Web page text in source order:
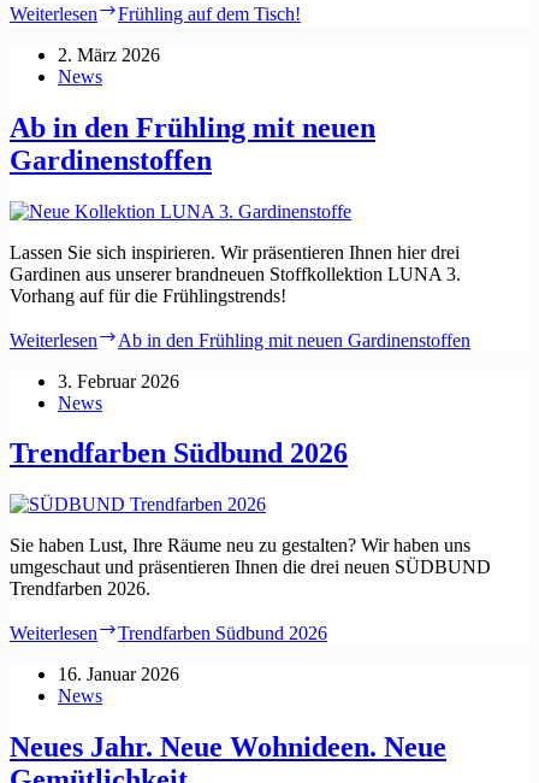
Weiterlesen
Frühling auf dem Tisch!
2. März 2026
News
Ab in den Frühling mit neuen
Gardinenstoffen
Lassen Sie sich inspirieren. Wir präsentieren Ihnen hier drei
Gardinen aus unserer brandneuen Stoffkollektion LUNA 3.
Vorhang auf für die Frühlingstrends!
Weiterlesen
Ab in den Frühling mit neuen Gardinenstoffen
3. Februar 2026
News
Trendfarben Südbund 2026
Sie haben Lust, Ihre Räume neu zu gestalten? Wir haben uns
umgeschaut und präsentieren Ihnen die drei neuen SÜDBUND
Trendfarben 2026.
Weiterlesen
Trendfarben Südbund 2026
16. Januar 2026
News
Neues Jahr. Neue Wohnideen. Neue